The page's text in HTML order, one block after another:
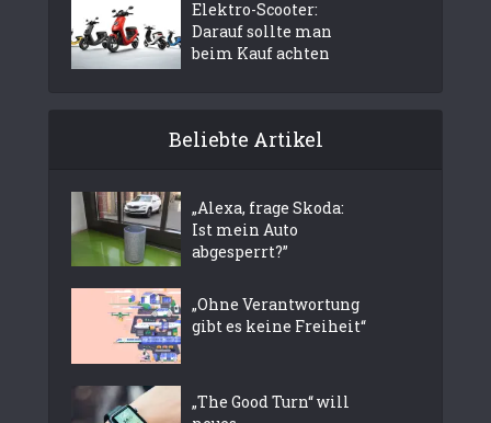
Elektro-Scooter:
Darauf sollte man
beim Kauf achten
Beliebte Artikel
„Alexa, frage Skoda:
Ist mein Auto
abgesperrt?”
„Ohne Verantwortung
gibt es keine Freiheit“
„The Good Turn“ will